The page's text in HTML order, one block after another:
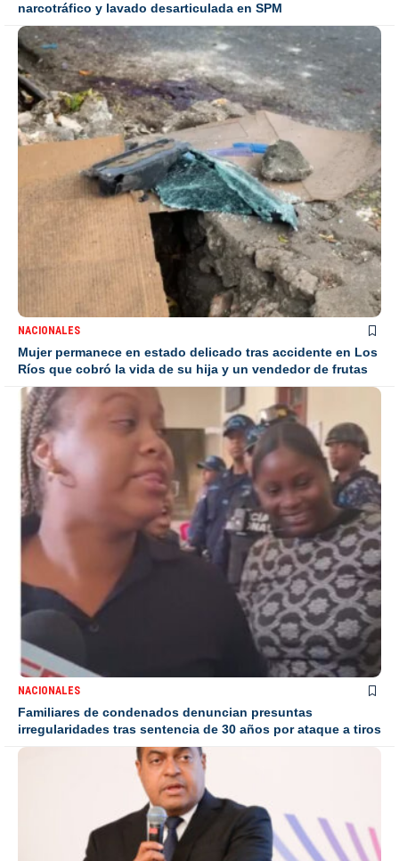
narcotráfico y lavado desarticulada en SPM
NACIONALES
Mujer permanece en estado delicado tras accidente en Los
Ríos que cobró la vida de su hija y un vendedor de frutas
NACIONALES
Familiares de condenados denuncian presuntas
irregularidades tras sentencia de 30 años por ataque a tiros